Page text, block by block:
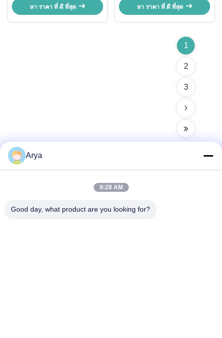
หา ราคา ที่ ดี ที่สุด
เมือง
หา ราคา ที่ ดี ที่สุด
1
2
3
ที่อยู่
Arya
9:28 AM
Good day, what product are you looking for?